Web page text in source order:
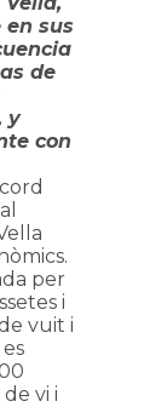
sus
de
y
con
per
i
vuit i
vi i